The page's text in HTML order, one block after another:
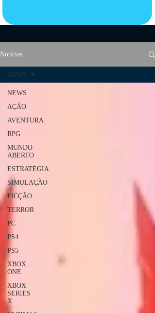
Notícias
NEWS
AÇÃO
AVENTURA
RPG
MUNDO
ABERTO
ESTRATÉGIA
SIMULAÇÃO
FICÇÃO
TERROR
PC
PS4
PS5
XBOX
ONE
XBOX
SERIES
X
NEWS